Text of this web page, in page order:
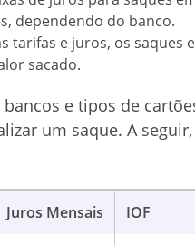
dependendo do banco.
tarifas e juros, os saques
sacado.
e tipos de
um saque. A
Juros Mensais IOF